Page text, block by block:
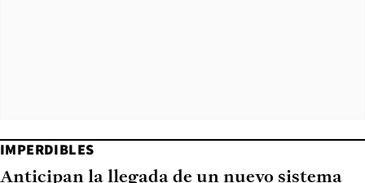
IMPERDIBLES
Anticipan la llegada de un nuevo sistema